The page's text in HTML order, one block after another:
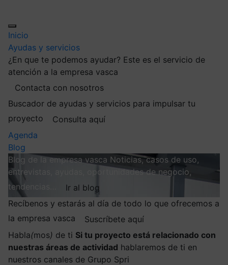
Inicio
Ayudas y servicios
¿En que te podemos ayudar? Este es el servicio de
atención a la empresa vasca
Contacta con nosotros
Buscador de ayudas y servicios para impulsar tu
proyecto
Consulta aquí
Agenda
Blog
Blog de la empresa vasca Noticias, casos de uso,
entrevistas, ayudas, oportunidades de negocio,
tendencias…
Ir al blog
Recíbenos y estarás al día de todo lo que ofrecemos a
la empresa vasca
Suscríbete aquí
Habla(mos) de ti Si tu proyecto está relacionado con
nuestras áreas de actividad hablaremos de ti en
nuestros canales de Grupo Spri